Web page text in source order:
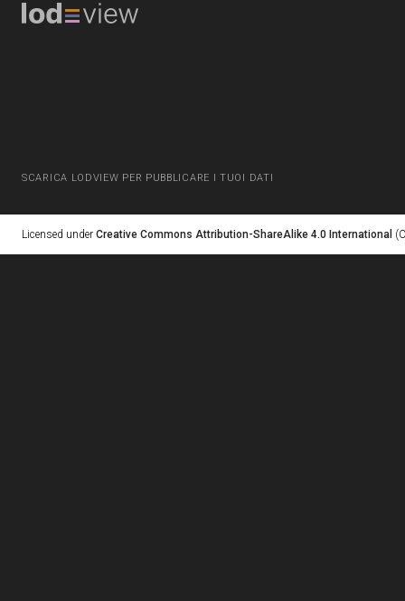
SCARICA LODVIEW PER PUBBLICARE I TUOI DATI
Licensed under Creative Commons Attribution-ShareAlike 4.0 International